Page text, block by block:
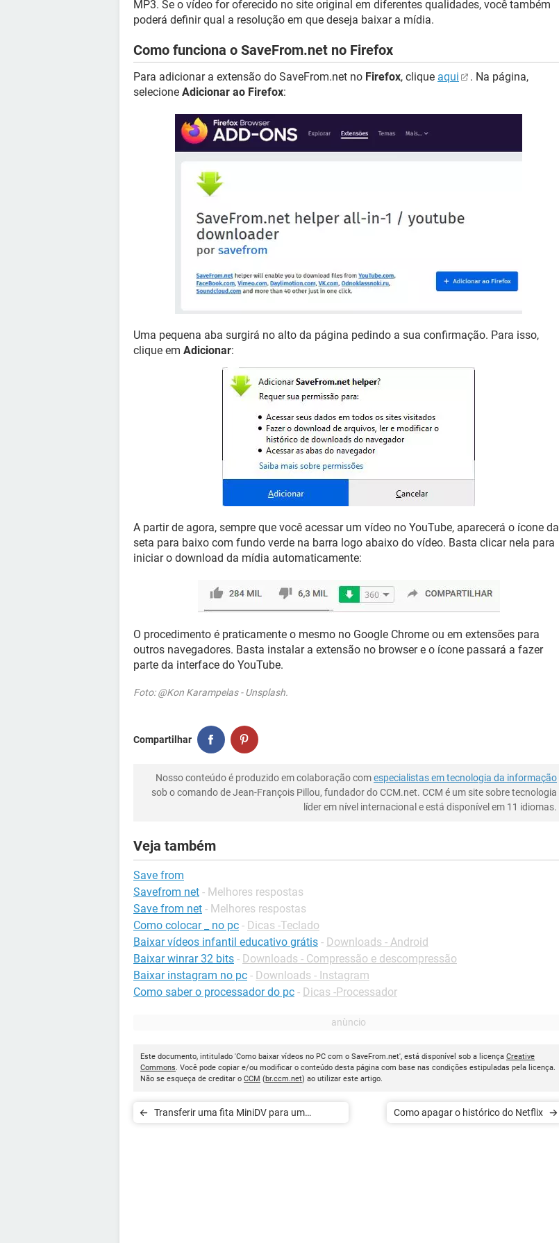
MP3. Se o vídeo for oferecido no site original em diferentes qualidades, você também
poderá definir qual a resolução em que deseja baixar a mídia.
Como funciona o SaveFrom.net no Firefox
Para adicionar a extensão do SaveFrom.net no Firefox, clique aqui
. Na página,
selecione Adicionar ao Firefox:
Uma pequena aba surgirá no alto da página pedindo a sua confirmação. Para isso,
clique em Adicionar:
A partir de agora, sempre que você acessar um vídeo no YouTube, aparecerá o ícone da
seta para baixo com fundo verde na barra logo abaixo do vídeo. Basta clicar nela para
iniciar o download da mídia automaticamente:
O procedimento é praticamente o mesmo no Google Chrome ou em extensões para
outros navegadores. Basta instalar a extensão no browser e o ícone passará a fazer
parte da interface do YouTube.
Foto: @Kon Karampelas - Unsplash.
Compartilhar
Nosso conteúdo é produzido em colaboração comespecialistas em tecnologia da informação
sob o comando de Jean-François Pillou, fundador do CCM.net. CCM é um site sobre tecnologia
líder em nível internacional e está disponível em 11 idiomas.
Veja também
Save from
Savefrom net - Melhores respostas
Save from net - Melhores respostas
Como colocar _ no pc - Dicas -Teclado
Baixar vídeos infantil educativo grátis - Downloads - Android
Baixar winrar 32 bits - Downloads - Compressão e descompressão
Baixar instagram no pc - Downloads - Instagram
Como saber o processador do pc - Dicas -Processador
Este documento, intitulado 'Como baixar vídeos no PC com o SaveFrom.net', está disponível sob a licença Creative
Commons. Você pode copiar e/ou modificar o conteúdo desta página com base nas condições estipuladas pela licença.
Não se esqueça de creditar o CCM (br.ccm.net) ao utilizar este artigo.
Transferir uma fita MiniDV para um
Como apagar o histórico do Netflix